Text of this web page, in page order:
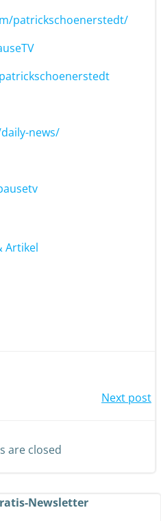
patrickschoenerstedt/
news/
Artikel
Next post
are closed
Newsletter